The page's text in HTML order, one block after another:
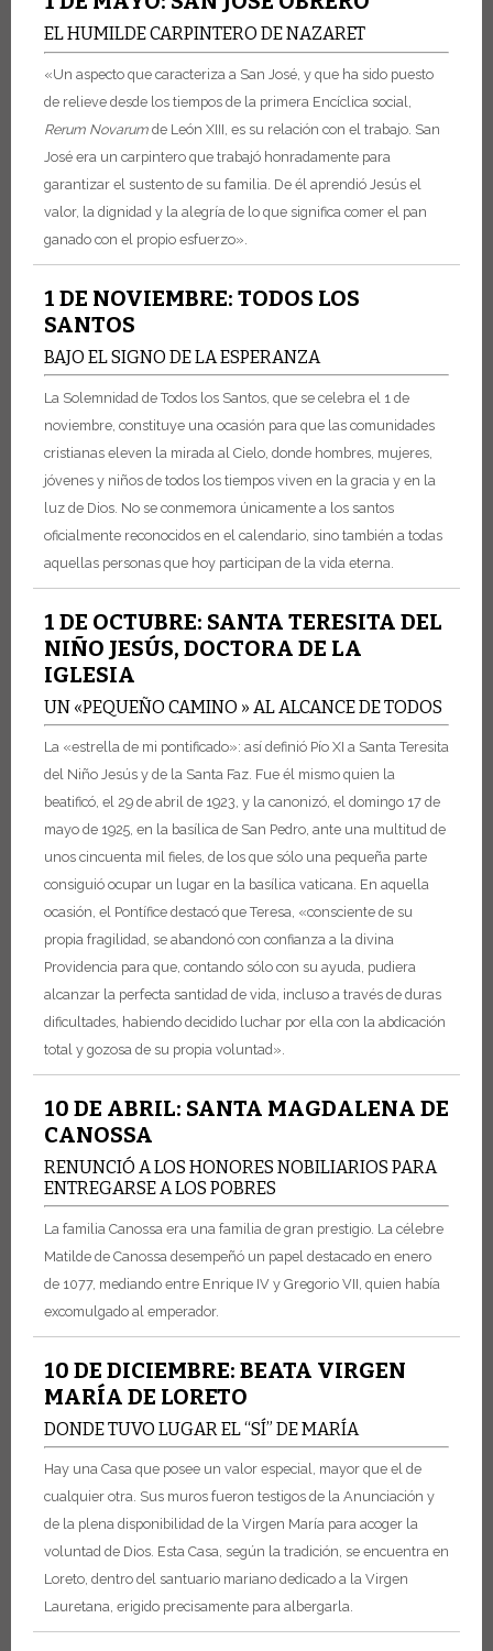
EL HUMILDE CARPINTERO DE NAZARET
«Un aspecto que caracteriza a San José, y que ha sido puesto
de relieve desde los tiempos de la primera Encíclica social,
Rerum Novarum de León XIII, es su relación con el trabajo. San
José era un carpintero que trabajó honradamente para
garantizar el sustento de su familia. De él aprendió Jesús el
valor, la dignidad y la alegría de lo que significa comer el pan
ganado con el propio esfuerzo».
1 DE NOVIEMBRE: TODOS LOS
SANTOS
BAJO EL SIGNO DE LA ESPERANZA
La Solemnidad de Todos los Santos, que se celebra el 1 de
noviembre, constituye una ocasión para que las comunidades
cristianas eleven la mirada al Cielo, donde hombres, mujeres,
jóvenes y niños de todos los tiempos viven en la gracia y en la
luz de Dios. No se conmemora únicamente a los santos
oficialmente reconocidos en el calendario, sino también a todas
aquellas personas que hoy participan de la vida eterna.
1 DE OCTUBRE: SANTA TERESITA DEL
NIÑO JESÚS, DOCTORA DE LA
IGLESIA
UN «PEQUEÑO CAMINO » AL ALCANCE DE TODOS
La «estrella de mi pontificado»: así definió Pío XI a Santa Teresita
del Niño Jesús y de la Santa Faz. Fue él mismo quien la
beatificó, el 29 de abril de 1923, y la canonizó, el domingo 17 de
mayo de 1925, en la basílica de San Pedro, ante una multitud de
unos cincuenta mil fieles, de los que sólo una pequeña parte
consiguió ocupar un lugar en la basílica vaticana. En aquella
ocasión, el Pontífice destacó que Teresa, «consciente de su
propia fragilidad, se abandonó con confianza a la divina
Providencia para que, contando sólo con su ayuda, pudiera
alcanzar la perfecta santidad de vida, incluso a través de duras
dificultades, habiendo decidido luchar por ella con la abdicación
total y gozosa de su propia voluntad».
10 DE ABRIL: SANTA MAGDALENA DE
CANOSSA
RENUNCIÓ A LOS HONORES NOBILIARIOS PARA
ENTREGARSE A LOS POBRES
La familia Canossa era una familia de gran prestigio. La célebre
Matilde de Canossa desempeñó un papel destacado en enero
de 1077, mediando entre Enrique IV y Gregorio VII, quien había
excomulgado al emperador.
10 DE DICIEMBRE: BEATA VIRGEN
MARÍA DE LORETO
DONDE TUVO LUGAR EL “SÍ” DE MARÍA
Hay una Casa que posee un valor especial, mayor que el de
cualquier otra. Sus muros fueron testigos de la Anunciación y
de la plena disponibilidad de la Virgen María para acoger la
voluntad de Dios. Esta Casa, según la tradición, se encuentra en
Loreto, dentro del santuario mariano dedicado a la Virgen
Lauretana, erigido precisamente para albergarla.